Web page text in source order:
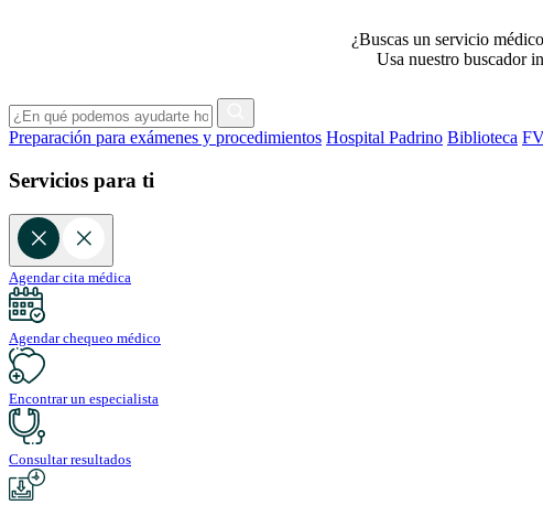
¿Buscas un servicio
Usa nuestro buscador
Preparación para exámenes y procedimientos Hospital Padrino Biblioteca
Servicios para ti
Agendar cita médica
Agendar chequeo médico
Encontrar un especialista
Consultar resultados